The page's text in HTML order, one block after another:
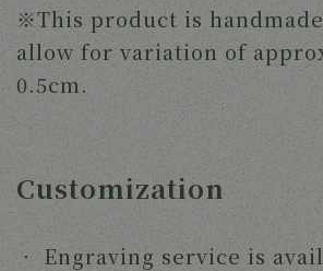
※This product is
allow for variation of
0.5cm.
Customization
‧ Engraving service is